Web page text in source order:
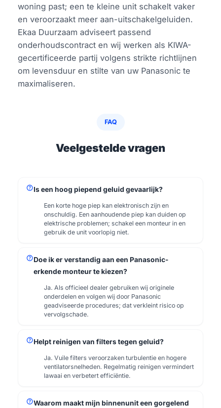
woning past; een te kleine unit schakelt vaker
en veroorzaakt meer aan-uitschakelgeluiden.
Ekaa Duurzaam adviseert passend
onderhoudscontract en wij werken als KIWA-
gecertificeerde partij volgens strikte richtlijnen
om levensduur en stilte van uw Panasonic te
maximaliseren.
FAQ
Veelgestelde vragen
helpIs een hoog piepend geluid gevaarlijk?
Een korte hoge piep kan elektronisch zijn en
onschuldig. Een aanhoudende piep kan duiden op
elektrische problemen; schakel een monteur in en
gebruik de unit voorlopig niet.
helpDoe ik er verstandig aan een Panasonic-
erkende monteur te kiezen?
Ja. Als officieel dealer gebruiken wij originele
onderdelen en volgen wij door Panasonic
geadviseerde procedures; dat verkleint risico op
vervolgschade.
helpHelpt reinigen van filters tegen geluid?
Ja. Vuile filters veroorzaken turbulentie en hogere
ventilatorsnelheden. Regelmatig reinigen vermindert
lawaai en verbetert efficiëntie.
helpWaarom maakt mijn binnenunit een gorgelend